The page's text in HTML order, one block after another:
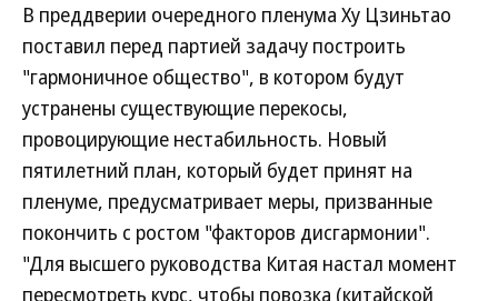
В преддверии очередного пленума Ху Цзиньтао
поставил перед партией задачу построить
"гармоничное общество", в котором будут
устранены существующие перекосы,
провоцирующие нестабильность. Новый
пятилетний план, который будет принят на
пленуме, предусматривает меры, призванные
покончить с ростом "факторов дисгармонии".
"Для высшего руководства Китая настал момент
пересмотреть курс, чтобы повозка (китайской